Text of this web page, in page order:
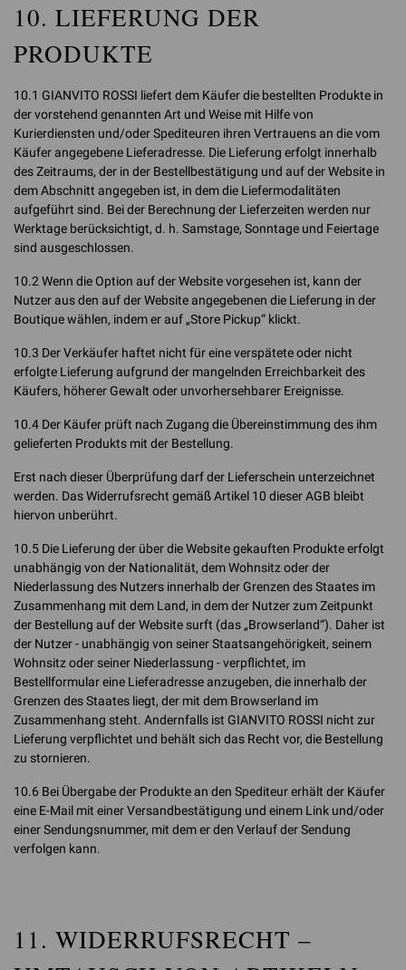
10. LIEFERUNG DER
PRODUKTE
10.1 GIANVITO ROSSI liefert dem Käufer die bestellten Produkte in
der vorstehend genannten Art und Weise mit Hilfe von
Kurierdiensten und/oder Spediteuren ihren Vertrauens an die vom
Käufer angegebene Lieferadresse. Die Lieferung erfolgt innerhalb
des Zeitraums, der in der Bestellbestätigung und auf der Website in
dem Abschnitt angegeben ist, in dem die Liefermodalitäten
aufgeführt sind. Bei der Berechnung der Lieferzeiten werden nur
Werktage berücksichtigt, d. h. Samstage, Sonntage und Feiertage
sind ausgeschlossen.
10.2 Wenn die Option auf der Website vorgesehen ist, kann der
Nutzer aus den auf der Website angegebenen die Lieferung in der
Boutique wählen, indem er auf „Store Pickup“ klickt.
10.3 Der Verkäufer haftet nicht für eine verspätete oder nicht
erfolgte Lieferung aufgrund der mangelnden Erreichbarkeit des
Käufers, höherer Gewalt oder unvorhersehbarer Ereignisse.
10.4 Der Käufer prüft nach Zugang die Übereinstimmung des ihm
gelieferten Produkts mit der Bestellung.
Erst nach dieser Überprüfung darf der Lieferschein unterzeichnet
werden. Das Widerrufsrecht gemäß Artikel 10 dieser AGB bleibt
hiervon unberührt.
10.5 Die Lieferung der über die Website gekauften Produkte erfolgt
unabhängig von der Nationalität, dem Wohnsitz oder der
Niederlassung des Nutzers innerhalb der Grenzen des Staates im
Zusammenhang mit dem Land, in dem der Nutzer zum Zeitpunkt
der Bestellung auf der Website surft (das „Browserland“). Daher ist
der Nutzer - unabhängig von seiner Staatsangehörigkeit, seinem
Wohnsitz oder seiner Niederlassung - verpflichtet, im
Bestellformular eine Lieferadresse anzugeben, die innerhalb der
Grenzen des Staates liegt, der mit dem Browserland im
Zusammenhang steht. Andernfalls ist GIANVITO ROSSI nicht zur
Lieferung verpflichtet und behält sich das Recht vor, die Bestellung
zu stornieren.
10.6 Bei Übergabe der Produkte an den Spediteur erhält der Käufer
eine E-Mail mit einer Versandbestätigung und einem Link und/oder
einer Sendungsnummer, mit dem er den Verlauf der Sendung
verfolgen kann.
11. WIDERRUFSRECHT –